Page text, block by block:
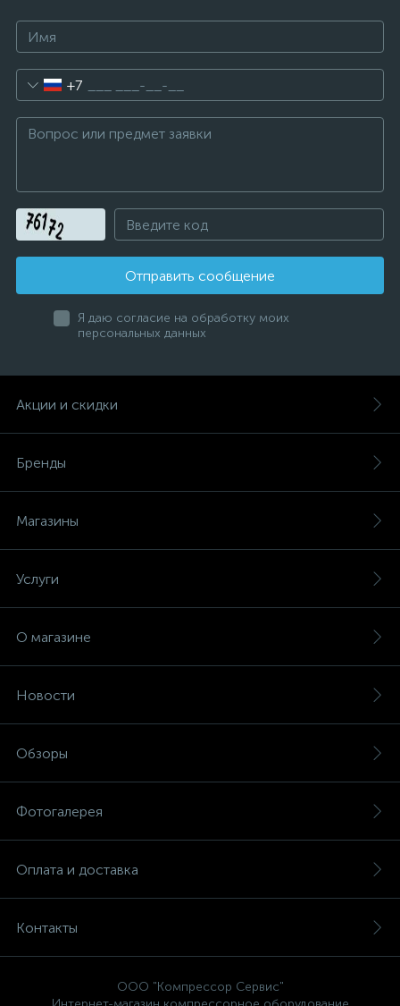
+7
Отправить сообщение
Я даю согласие на обработку моих
персональных данных
Акции и скидки
Бренды
Магазины
Услуги
О магазине
Новости
Обзоры
Фотогалерея
Оплата и доставка
Контакты
ООО "Компрессор Сервис"